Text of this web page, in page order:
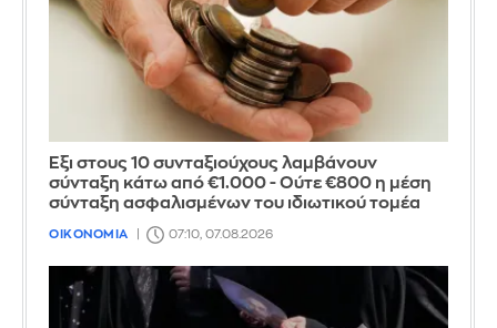
Έξι στους 10 συνταξιούχους λαμβάνουν
σύνταξη κάτω από €1.000 - Ούτε €800 η μέση
σύνταξη ασφαλισμένων του ιδιωτικού τομέα
ΟΙΚΟΝΟΜΙΑ 07:10, 07.08.2026